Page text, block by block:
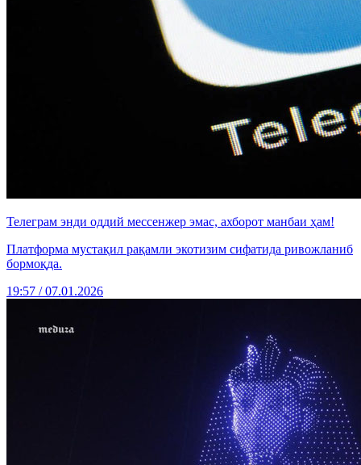
Телеграм энди оддий мессенжер эмас, ахборот манбаи ҳам!
Платформа мустақил рақамли экотизим сифатида ривожланиб
бормоқда.
19:57 / 07.01.2026